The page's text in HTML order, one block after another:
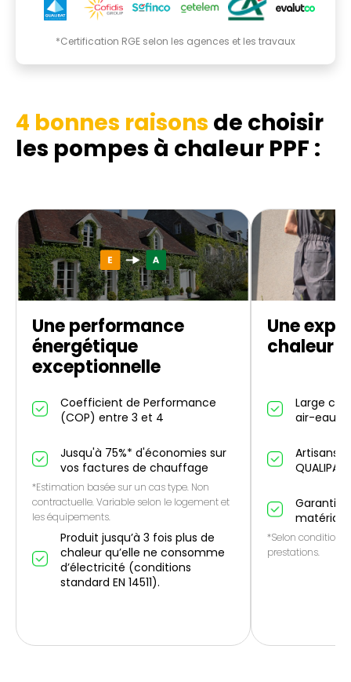
*Certification RGE selon les agences et les travaux
4 bonnes raisons de choisir
les pompes à chaleur PPF :
Une performance
énergétique
exceptionnelle
Coefficient de Performance
(COP) entre 3 et 4
Jusqu'à 75%* d'économies sur
vos factures de chauffage
*Estimation basée sur un cas type. Non
contractuelle. Variable selon le logement et
les équipements.
Produit jusqu’à 3 fois plus de
chaleur qu’elle ne consomme
d’électricité (conditions
standard EN 14511).
Une
chaleur
Large
air-eau
Artisans
QUALIPAC
Garantie
matériaux
*Selon conditions
prestations.